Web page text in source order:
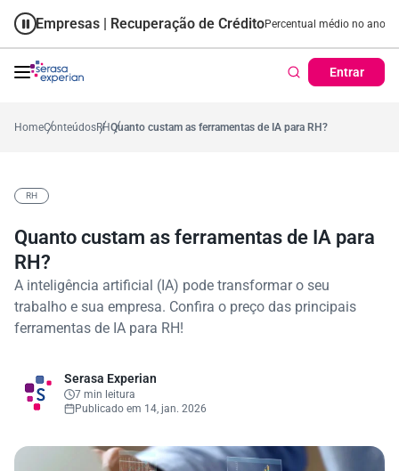
Empresas | Recuperação de CréditoPercentual médio no ano 38,7%
Entrar
57,2%Percentual no mês 53,7% Cartão de Crédito | Cadastro
HomeConteúdosRHQuanto custam as ferramentas de IA para RH?
RH
Quanto custam as ferramentas de IA para
RH?
A inteligência artificial (IA) pode transformar o seu
trabalho e sua empresa. Confira o preço das principais
ferramentas de IA para RH!
Serasa Experian
7 min leitura
Publicado em 14, jan. 2026